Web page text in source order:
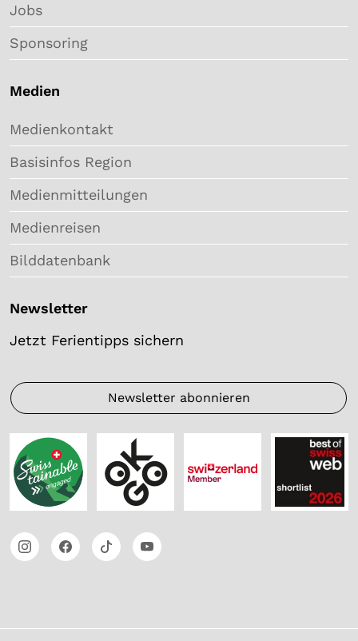
Jobs
Sponsoring
Medien
Medienkontakt
Basisinfos Region
Medienmitteilungen
Medienreisen
Bilddatenbank
Newsletter
Jetzt Ferientipps sichern
Newsletter abonnieren